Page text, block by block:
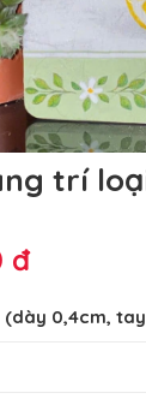
trí
đ
(dày 0,4cm,